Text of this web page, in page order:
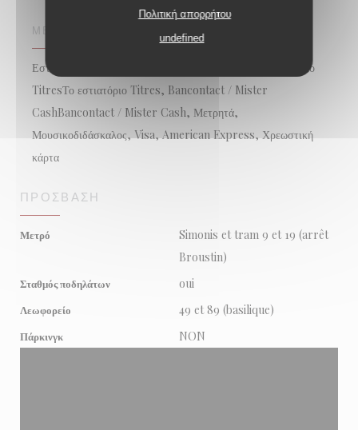
Πολιτική απορρήτου
undefined
ΜΈΘΟΔΟΙ ΠΛΗΡΩΜΉΣ
Εστιατόριο Ticket, Eurocard / Mastercard, Το εστιατόριο
TitresΤο εστιατόριο Titres, Bancontact / Mister
CashBancontact / Mister Cash, Μετρητά,
Μουσικοδιδάσκαλος, Visa, American Express, Χρεωστική
κάρτα
ΠΡΌΣΒΑΣΗ
Μετρό
Simonis et tram 9 et 19 (arrêt
Broustin)
Σταθμός ποδηλάτων oui
Λεωφορείο 49 et 89 (basilique)
Πάρκινγκ NON